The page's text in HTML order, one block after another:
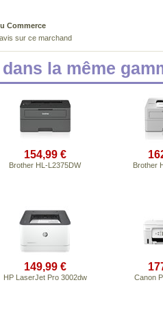
Commerce
sur ce marchand
la même
154,99 €
Brother HL-L2375DW Brother
149,99 €
HP LaserJet Pro 3002dw Canon